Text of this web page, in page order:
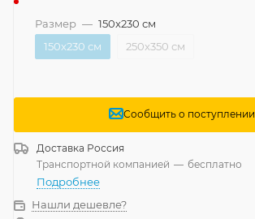
Размер — 150x230 см
150x230 см
250x350 см
Сообщить о поступлении
Доставка Россия
Транспортной компанией — бесплатно
Подробнее
Нашли дешевле?